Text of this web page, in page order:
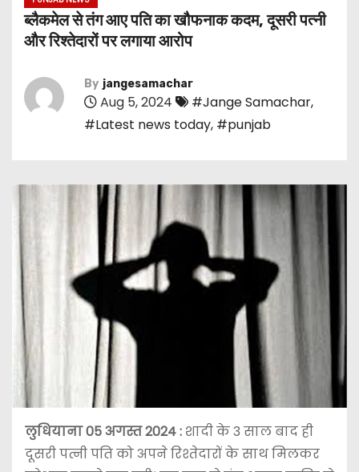
ब्लैकमेल से तंग आए पति का खौफनाक कदम, दूसरी पत्नी
और रिश्तेदारों पर लगाया आरोप
By jangesamachar
Aug 5, 2024 #Jange Samachar,
#Latest news today, #punjab
लुधियाना 05 अगस्त 2024 : शादी के 3 साल बाद ही
दूसरी पत्नी पति को अपने रिश्तेदारों के साथ मिलकर